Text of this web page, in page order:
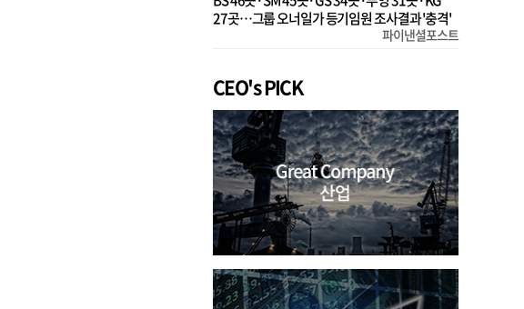
27곳…그룹 오너일가 등기임원 조사결과 '충격'
파이낸셜포스트
CEO's PICK